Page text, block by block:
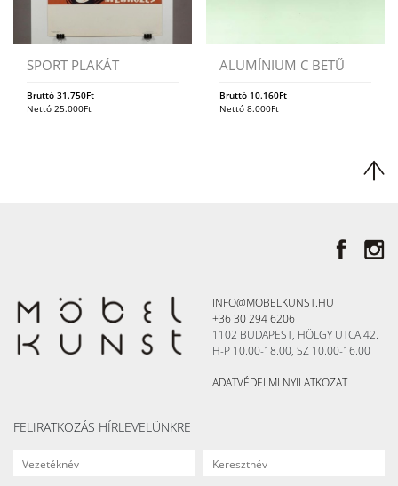
SPORT PLAKÁT
Bruttó 31.750Ft
Nettó 25.000Ft
ALUMÍNIUM C BETŰ
Bruttó 10.160Ft
Nettó8.000Ft
INFO@MOBELKUNST.HU
+36 30 294 6206
1102 BUDAPEST, HÖLGY UTCA 42.
H-P 10.00-18.00, SZ 10.00-16.00
ADATVÉDELMI NYILATKOZAT
FELIRATKOZÁS HÍRLEVELÜNKRE